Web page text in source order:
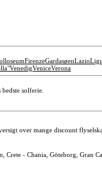
FirenzeGardasøenLazio
VenedigVeniceVerona
solferie.
over mange discount
Crete - Chania, Göteborg, Gran